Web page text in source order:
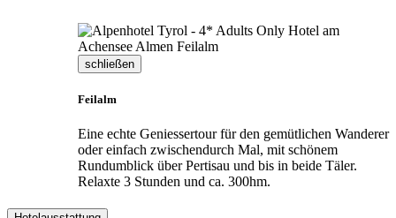
schließen
Feilalm
Eine echte Geniessertour für den gemütlichen Wanderer
oder einfach zwischendurch Mal, mit schönem
Rundumblick über Pertisau und bis in beide Täler.
Relaxte 3 Stunden und ca. 300hm.